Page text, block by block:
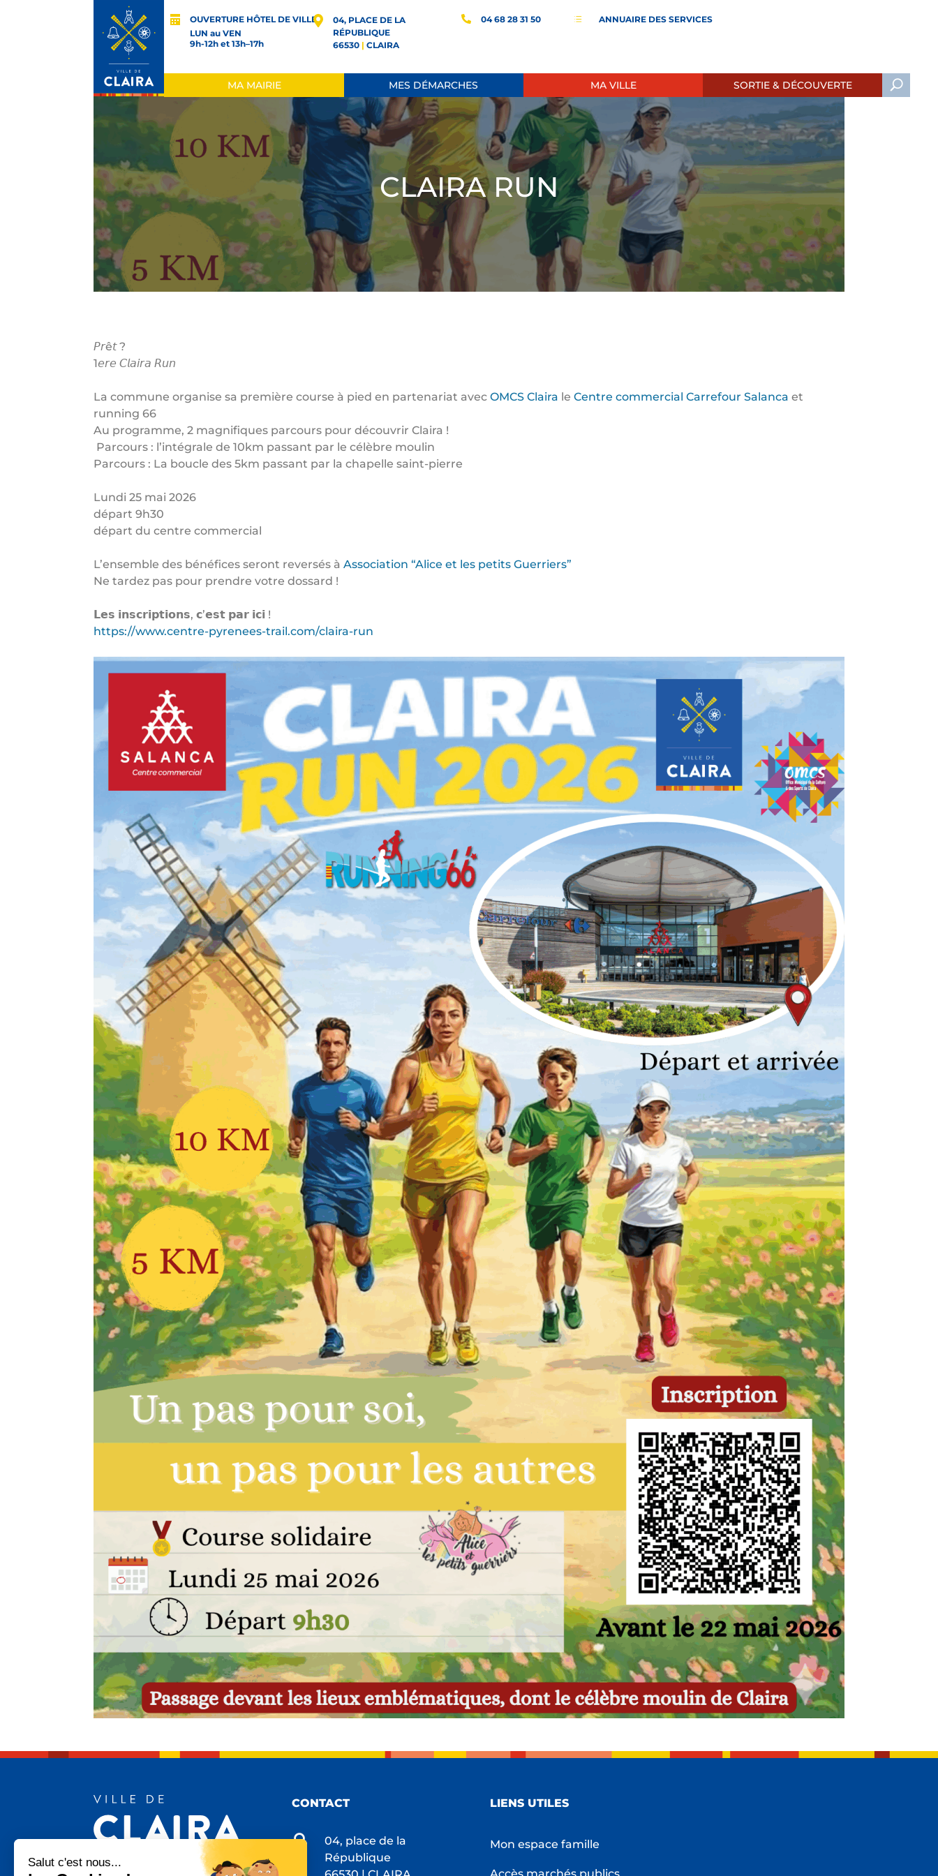
OUVERTURE HÔTEL DE VILLE
LUN au VEN
9h-12h et 13h–17h
04, PLACE DE LA
RÉPUBLIQUE
66530| CLAIRA
04 68 28 31 50 d ANNUAIRE DES SERVICES
MA MAIRIE MES DÉMARCHES MA VILLE SORTIE & DÉCOUVERTE
CLAIRA RUN
𝘗𝘳ê𝘵 ?
1𝘦𝘳𝘦 𝘊𝘭𝘢𝘪𝘳𝘢 𝘙𝘶𝘯
La commune organise sa première course à pied en partenariat avecOMCS Claira leCentre commercial Carrefour Salanca et
running 66
Au programme, 2 magnifiques parcours pour découvrir Claira !
Parcours : l’intégrale de 10km passant par le célèbre moulin
Parcours : La boucle des 5km passant par la chapelle saint-pierre
Lundi 25 mai 2026
départ 9h30
départ du centre commercial
L’ensemble des bénéfices seront reversés àAssociation “Alice et les petits Guerriers”
Ne tardez pas pour prendre votre dossard !
𝗟𝗲𝘀 𝗶𝗻𝘀𝗰𝗿𝗶𝗽𝘁𝗶𝗼𝗻𝘀, 𝗰’𝗲𝘀𝘁 𝗽𝗮𝗿 𝗶𝗰𝗶 !
https://www.centre-pyrenees-trail.com/claira-run
CONTACT

04, place de la
République
LIENS UTILES
Mon espace famille
Salut c'est nous...